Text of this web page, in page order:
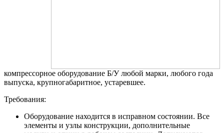
компрессорное оборудование Б/У любой марки, любого года
выпуска, крупногабаритное, устаревшее.
Требования:
Оборудование находится в исправном состоянии. Все
элементы и узлы конструкции, дополнительные